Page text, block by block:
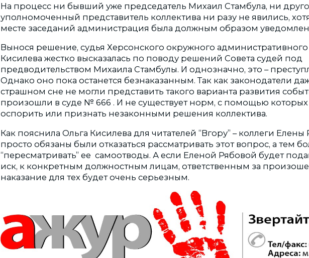
На процесс ни бывший уже председатель Михаил Стамбула, ни
уполномоченный представитель коллектива ни разу не явились,
месте заседаний администрация была должным образом
Вынося решение, судья Херсонского окружного административного
Кисилева жестко высказалась по поводу решений Совета судей под
предводительством Михаила Стамбулы. И однозначно, это –
Однако оно пока останется безнаказанным. Так как законодатели
страшном сне не могли представить такого варианта развития
произошли в суде № 666 . И не существует норм, с помощью
оспорить или признать незаконными решения коллектива.
Как пояснила Ольга Кисилева для читателей “Вгору” – коллеги Елены
просто обязаны были отказаться рассматривать этот вопрос, а тем
“пересматривать” ее самоотводы. А если Еленой Рябовой будет
иск, к конкретным должностным лицам, ответственным за
наказание для тех будет очень серьезным.